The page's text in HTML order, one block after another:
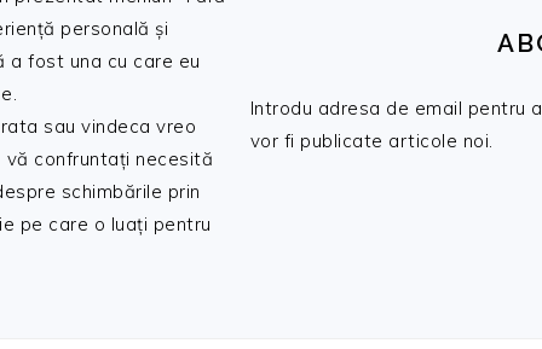
personală și
a fost una cu care eu
sau vindeca vreo
confruntați necesită
schimbările prin
pe care o luați pentru
Introdu adresa de email pentru
vor fi publicate articole noi.